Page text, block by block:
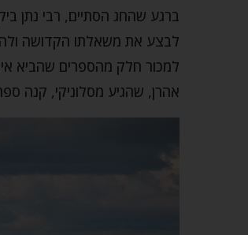
ברגע שהחג הסתיים, רבי נתן
לבצע את משאלתו הקדושה
למכור חלק מהספרים שהביא
אהרן, שהגיע מסלוניקי, קנה